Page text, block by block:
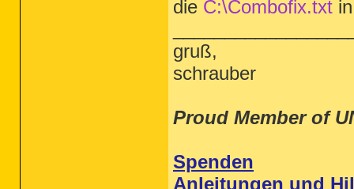
die C:\Combofix.txt
gruß,
schrauber
Proud Member of
Spenden
Anleitungen und